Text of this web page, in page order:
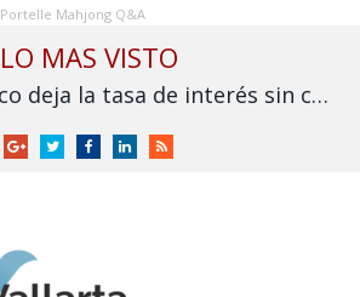
Portelle Mahjong Q&A
LO MAS VISTO
Banco de México deja la tasa de interés sin cambios en 6.50%
GoogleTwitterFacebookLinkedInRSS